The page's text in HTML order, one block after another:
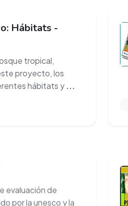
Hábitats -
tropical,
proyecto, los
hábitats y ...
evaluación de
por la unesco y la